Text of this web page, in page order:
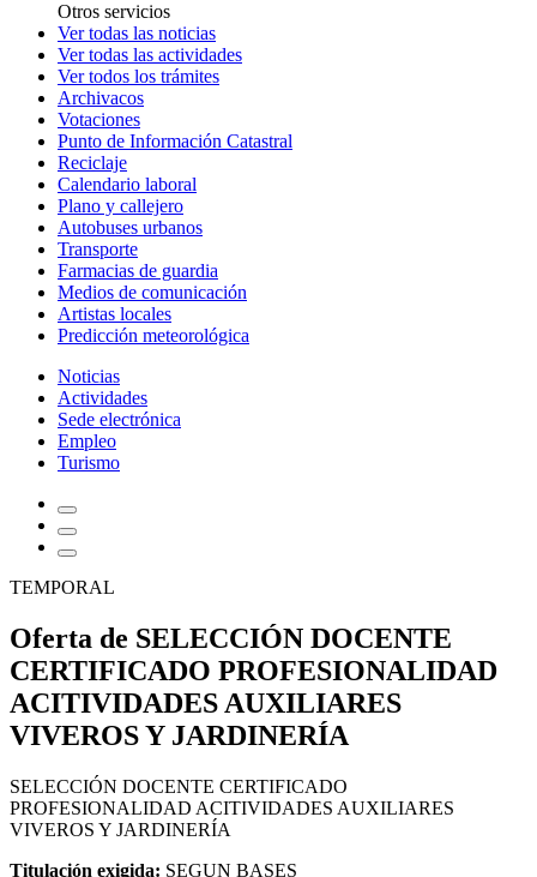
Otros servicios
Ver todas las noticias
Ver todas las actividades
Ver todos los trámites
Archivacos
Votaciones
Punto de Información Catastral
Reciclaje
Calendario laboral
Plano y callejero
Autobuses urbanos
Transporte
Farmacias de guardia
Medios de comunicación
Artistas locales
Predicción meteorológica
Noticias
Actividades
Sede electrónica
Empleo
Turismo
TEMPORAL
Oferta de SELECCIÓN DOCENTE
CERTIFICADO PROFESIONALIDAD
ACITIVIDADES AUXILIARES
VIVEROS Y JARDINERÍA
SELECCIÓN DOCENTE CERTIFICADO
PROFESIONALIDAD ACITIVIDADES AUXILIARES
VIVEROS Y JARDINERÍA
Titulación exigida: SEGUN BASES